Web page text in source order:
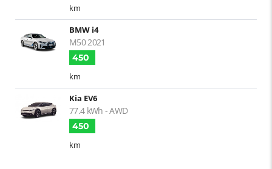
km
BMW i4
M50 2021
450
km
Kia EV6
77.4 kWh - AWD
450
km